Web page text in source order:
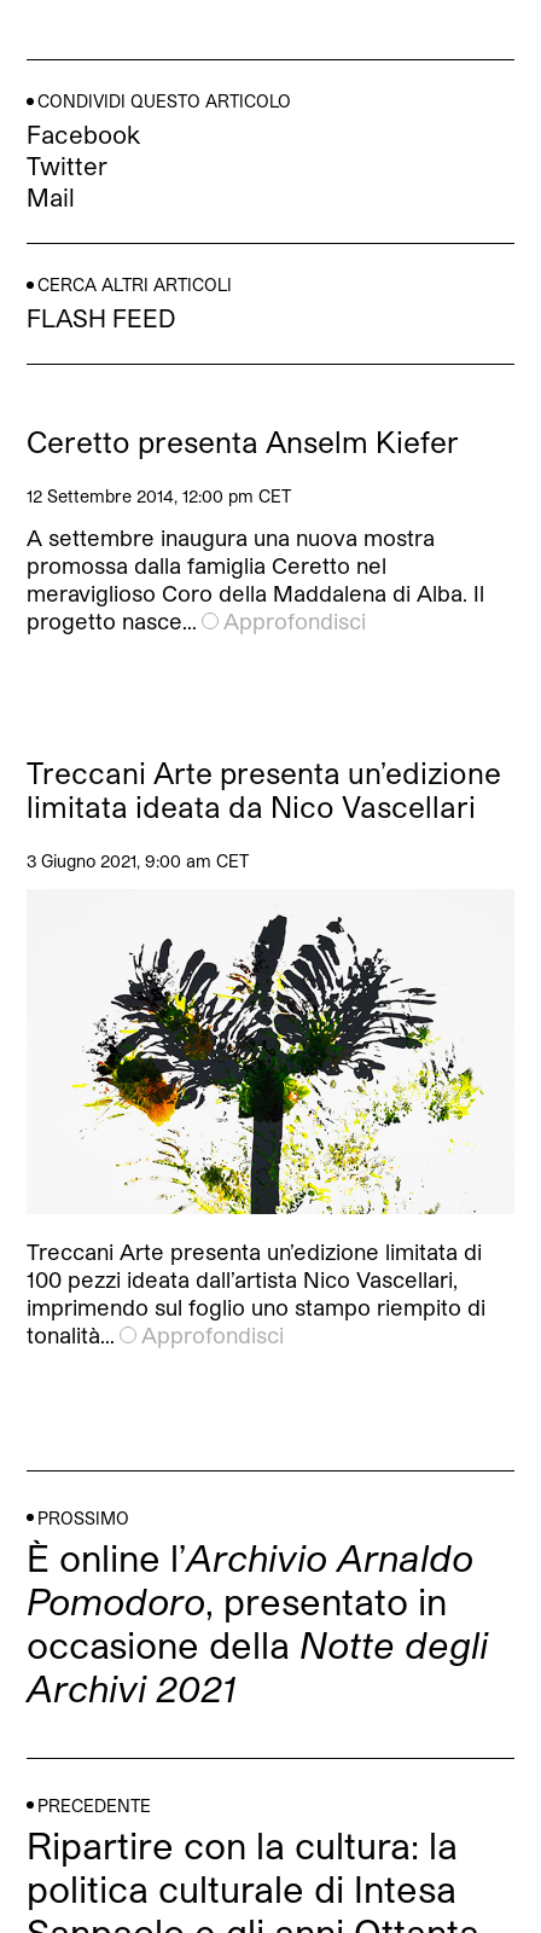
CONDIVIDI QUESTO ARTICOLO
Facebook
Twitter
Mail
CERCA ALTRI ARTICOLI
FLASH FEED
Ceretto presenta Anselm Kiefer
12 Settembre 2014, 12:00 pm CET
A settembre inaugura una nuova mostra
promossa dalla famiglia Ceretto nel
meraviglioso Coro della Maddalena di Alba. Il
progetto nasce…
Approfondisci
Treccani Arte presenta un’edizione
limitata ideata da Nico Vascellari
3 Giugno 2021, 9:00 am CET
Treccani Arte presenta un’edizione limitata di
100 pezzi ideata dall’artista Nico Vascellari,
imprimendo sul foglio uno stampo riempito di
tonalità…
Approfondisci
PROSSIMO
È online l’Archivio Arnaldo
Pomodoro, presentato in
occasione della Notte degli
Archivi 2021
PRECEDENTE
Ripartire con la cultura: la
politica culturale di Intesa